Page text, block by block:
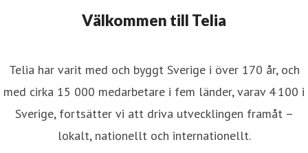
Välkommen till Telia
Telia har varit med och byggt Sverige i över 170 år, och
med cirka 15 000 medarbetare i fem länder, varav 4 100 i
Sverige, fortsätter vi att driva utvecklingen framåt –
lokalt, nationellt och internationellt.